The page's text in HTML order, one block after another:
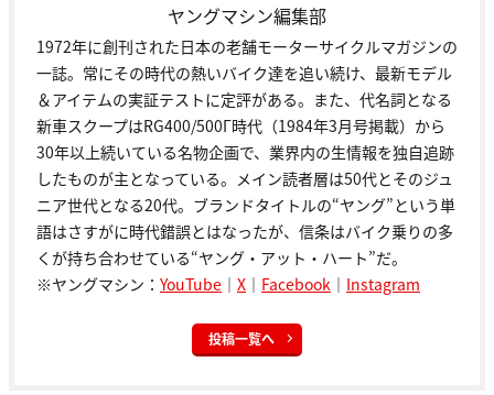
ヤングマシン編集部
1972年に創刊された日本の老舗モーターサイクルマガジンの
一誌。常にその時代の熱いバイク達を追い続け、最新モデル
＆アイテムの実証テストに定評がある。また、代名詞となる
新車スクープはRG400/500Γ時代（1984年3月号掲載）から
30年以上続いている名物企画で、業界内の生情報を独自追跡
したものが主となっている。メイン読者層は50代とそのジュ
ニア世代となる20代。ブランドタイトルの“ヤング”という単
語はさすがに時代錯誤とはなったが、信条はバイク乗りの多
くが持ち合わせている“ヤング・アット・ハート”だ。
※ヤングマシン： YouTube ｜ X ｜ Facebook ｜ Instagram
投稿一覧へ